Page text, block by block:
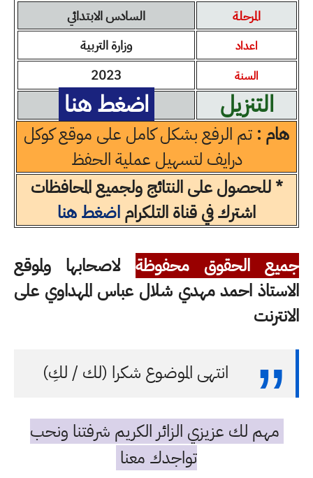
المرحلة السادس الابتدائي
اعداد وزارة التربية
السنة 2023
التنزيل اضغط هنا
هام : تم الرفع بشكل كامل على موقع كوكل
درايف لتسهيل عملية الحفظ
* للحصول على النتائج ولجميع المحافظات
اشترك في قناة التلكراماضغط هنا
جميع الحقوق محفوظة لاصحابها ولموقع
الاستاذ احمد مهدي شلال عباس المهداوي على
الانترنت
انتهى الموضوع شكرا (لك / لكِ)
مهم لك عزيزي الزائر الكريم شرفتنا ونحب
تواجدك معنا